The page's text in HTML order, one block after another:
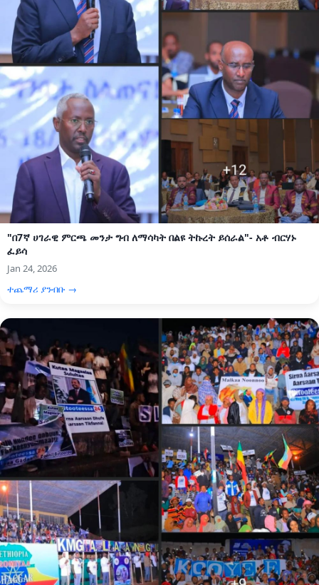
"በ7ኛ ሀገራዊ ምርጫ መንታ ግብ ለማሳካት በልዩ ትኩረት ይሰራል"- አቶ ብርሃኑ
ፈይሳ
Jan 24, 2026
ተጨማሪ ያንብቡ →